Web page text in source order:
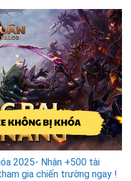
2025- Nhận +500 tài
gia chiến trường ngay !